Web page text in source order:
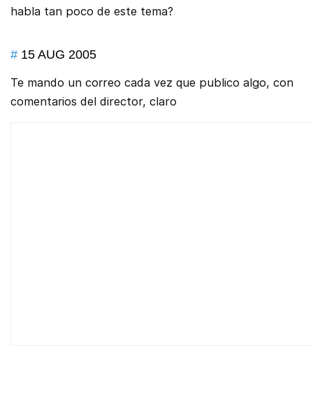
habla tan poco de este tema?
# 15 AUG 2005
Te mando un correo cada vez que publico algo, con
comentarios del director, claro